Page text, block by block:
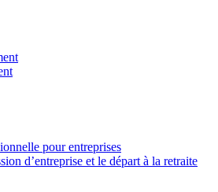
pour entreprises
d’entreprise et le départ à la retraite